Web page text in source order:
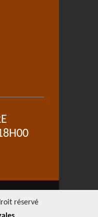
réservé